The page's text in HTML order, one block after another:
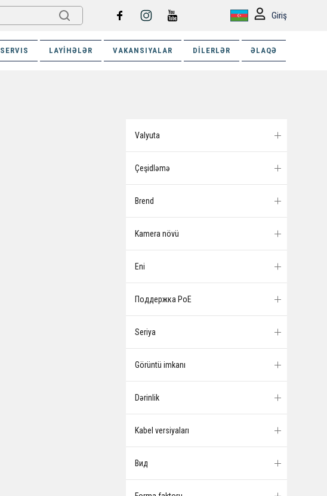
Giriş
SERVIS LAYIHƏLƏR VAKANSIYALAR DILERLƏR ƏLAQƏ
Valyuta
Çeşidləmə
Brend
Kamera növü
Eni
Поддержка PoE
Seriya
Görüntü imkanı
Dərinlik
Kabel versiyaları
Вид